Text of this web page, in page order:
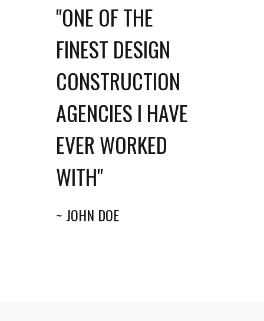
"ONE OF THE
FINEST DESIGN
CONSTRUCTION
AGENCIES I HAVE
EVER WORKED
WITH"
~ JOHN DOE